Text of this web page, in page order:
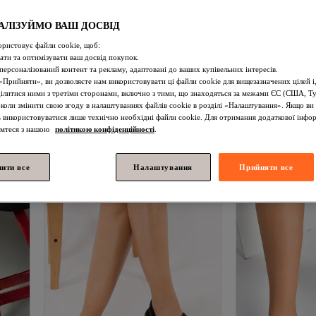
Fox Shoes
U342962709 Чорні
жіночі босоніжки з аксесуарами зі
штучних квітів
4.5 (2)
Безкоштовна доставка
2 603,81 UAH
Fox Shoes
підборах
4.3 (6)
Найдешевше за 30
Безкоштовна
ВАШ ДОСВІД
файли cookie, щоб:
та оптимізувати ваш досвід покупок.
контент та рекламу, адаптовані до ваших купівельних інтересів.
ви дозволяєте нам використовувати ці файли cookie для вищезазначених цілей
ними з третіми сторонами, включно з тими, що знаходяться за межами ЄС (США,
змінити свою згоду в налаштуваннях файлів cookie в розділі «Налаштування». Якщо ви
використовуватися лише технічно необхідні файли cookie. Для отримання додаткової
з нашою
політикою конфіденційності
все Налаштування Прийняти все